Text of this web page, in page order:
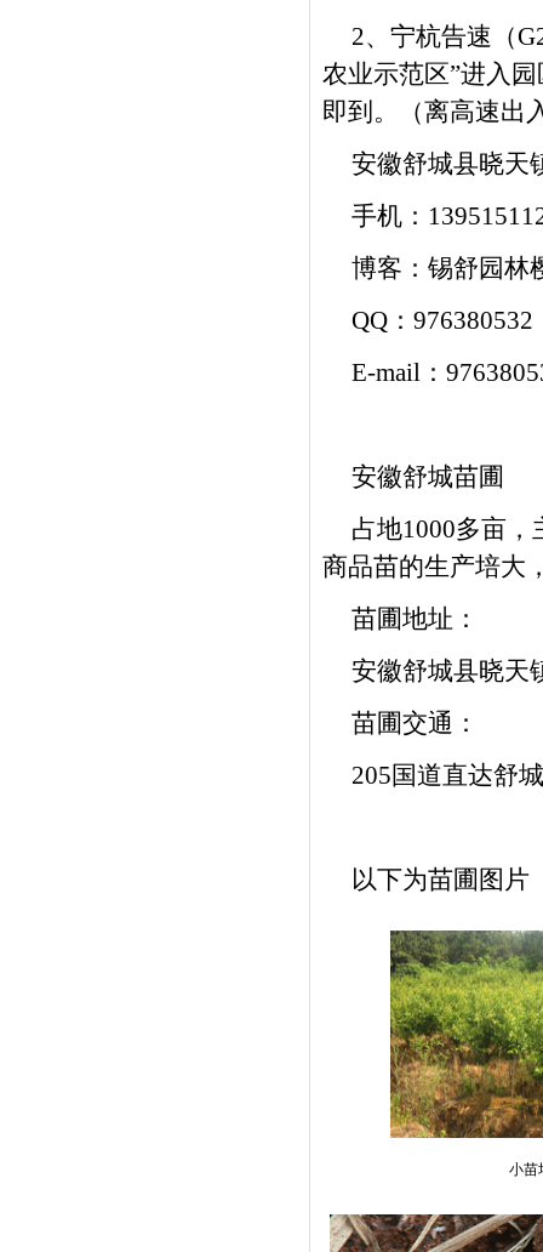
2、宁杭告速（
农业示范区”进入
即到。（离高速出
安徽舒城县晓天
手机：
博客： 锡舒园林
QQ：976380532
E-mail：
安徽舒城苗圃
占地1000多亩
商品苗的生产培大
苗圃地址：
安徽舒城县晓天
苗圃交通：
205国道直达舒
以下为苗圃图片
小苗